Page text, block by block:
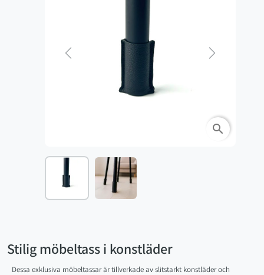
Previous Next
search
Stilig möbeltass i konstläder
Dessa exklusiva möbeltassar är tillverkade av slitstarkt konstläder och